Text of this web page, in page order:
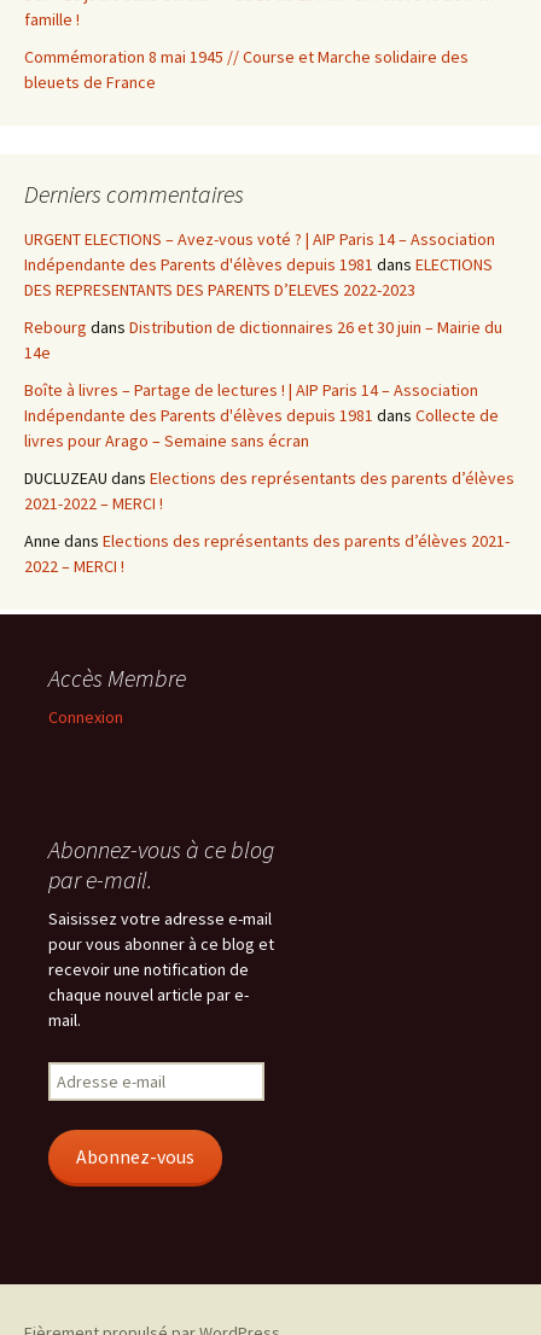
famille !
Commémoration 8 mai 1945 // Course et Marche solidaire des
bleuets de France
Derniers commentaires
URGENT ELECTIONS – Avez-vous voté ? | AIP Paris 14 – Association
Indépendante des Parents d'élèves depuis 1981 dans ELECTIONS
DES REPRESENTANTS DES PARENTS D’ELEVES 2022-2023
Rebourg dans Distribution de dictionnaires 26 et 30 juin – Mairie du
14e
Boîte à livres – Partage de lectures ! | AIP Paris 14 – Association
Indépendante des Parents d'élèves depuis 1981 dans Collecte de
livres pour Arago – Semaine sans écran
DUCLUZEAU dans Elections des représentants des parents d’élèves
2021-2022 – MERCI !
Anne dans Elections des représentants des parents d’élèves 2021-
2022 – MERCI !
Accès Membre
Connexion
Abonnez-vous à ce blog
par e-mail.
Saisissez votre adresse e-mail
pour vous abonner à ce blog et
recevoir une notification de
chaque nouvel article par e-
mail.
Adresse
e-
Abonnez-vous